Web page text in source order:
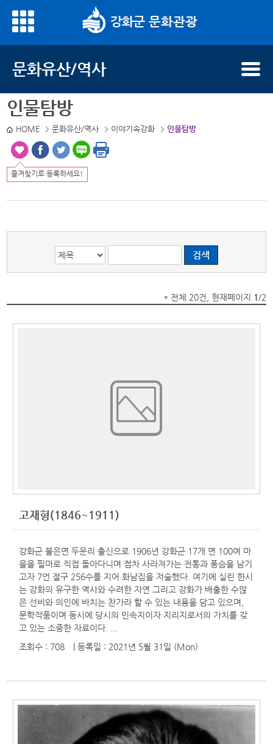
문화관광
문화유산/역사
인물탐방
HOME 문화유산/역사 이야기속강화 인물탐방
즐겨찾기로 등록하세요!
* 전체 20건, 현재페이지 1/2
고재형(1846~1911)
강화군 불은면 두운리 출신으로 1906년 강화군 17개 면 100여 마
을을 필마로 직접 돌아다니며 점차 사라져가는 전통과 풍슴을 남기
고자 7언 절구 256수를 지어 화남집을 저술했다. 여기에 실린 한시
는 강화의 유구한 역사와 수려한 자연 그리고 강화가 배출한 수많
은 선비와 의인에 바치는 찬가라 할 수 있는 내용을 담고 있으며,
문학작품이며 동시에 당시의 민속지이자 지리지로서의 가치를 갖
고 있는 소중한 자료이다. ...
조회수 : 708
| 등록일 : 2021년 5월 31일 (Mon)